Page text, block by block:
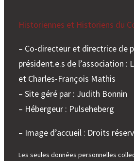
Historiennes et Historiens du
– Co-directeur et directrice de
président.e.s de l’association :
et Charles-François Mathis
– Site géré par : Judith Bonnin
– Hébergeur : Pulseheberg
– Image d’accueil : Droits
Les seules données personnelles